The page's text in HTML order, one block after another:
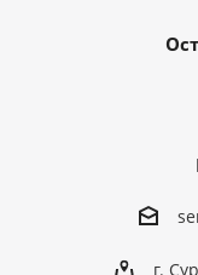
г.